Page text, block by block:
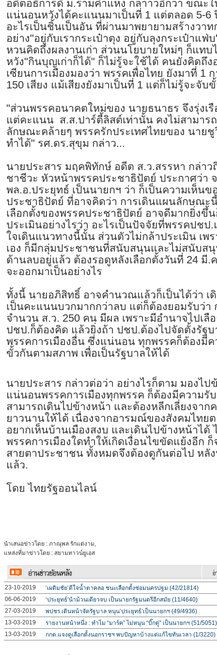
อดีตอธิการดี ม.รามคำแหง กล่าาวอีกว่า ขณะ
แน่นอนหวังได้คะแนนมาเป็นที่ 1 แต่ตลอด 5-6
อะไรเป็นชิ้นเป็นอัน ที่ผ่านมาพยายามสร้างวา
อย่าง"อยู่กับเรากระเป๋าตุง อยู่กับลุงกระเป๋าแฟ่
หวนคิดถึงผลงานเก่า ส่วนนโยบายใหม่ๆ ก็แทบ
หวัง"กินบุญเก่าก็ได้" ก็ไม่รู้จะใช้ได้ คนยังคิดถึง
เซียนการเมืองมองว่า พรรคเพื่อไทย ยังมาที่ 1
150 เสียง แม้เสียงยังมาเป็นที่ 1 แต่ก็ไม่รู้จะจับ
"ส่วนพรรคอนาคตใหม่ของ นายธนาธร จึงรุ่งเ
แต่คะแนน ส.ส.ปาร์ตี้ลิสต์เท่านั้น คงไม่สามาร
ลักษณะคล้ายๆ พรรครักประเทศไทยของ นาย
ทำได้" รศ.ดร.สุขุม กล่าว...
นายประสาร มฤคพิทักษ์ อดีต ส.ว.สรรหา กล่า
ชาชีวะ หัวหน้าพรรคประชาธิปัตย์ ประกาศว่า
พล.อ.ประยุทธ์ เป็นนายกฯ ว่า ก็เป็นความเห็น
ประชาธิปัตย์ ที่อาจคิดว่า การเดินแผนลักษณะ
เลือกตั้งของพรรคประชาธิปัตย์ อาจดีมากยิ่งขึ้
ประเมินอย่างไรว่า อะไรเป็นปัจจัยที่พรรคปช
ใจเดินแนวทางนี้นั้น ส่วนตัวไม่กล้าประเมิน เพ
เอง ก็มีกลุ่มประชาชนที่สนับสนุนและไม่สนับส
ด้านลบอยู่แล้ว ต้องรอดูหลังเลือกตั้งวันที่ 24 มี.
จะออกมาเป็นอย่างไร
ทั้งนี้ นายอภิสิทธิ์ อาจคำนวณแล้วก็เป็นได้ว่า เ
เป็นคะแนนบวกมากกว่าลบ แต่ก็ต้องยอมรับว่า
จำนวน ส.ว. 250 คน มีผล เพราะมีอำนาจไปเ
ปชป.ก็ต้องคิด แล้วยิ่งถ้า ปชป.ต้องไปจัดตั้งรัฐ
พรรคการเมืองอื่น ซึ่งแน่นอน ทุกพรรคก็ต้องมี
ขั้วกันตามสภาพ เพื่อเป็นรัฐบาลให้ได้
นายประสาร กล่าวต่อว่า อย่างไรก็ตาม มองไป
แน่นอนพรรคการเมืองทุกพรรค ก็ต้องมีความรั
สามารถเดินไปข้างหน้า และต้องหลีกเลี่ยงจา
ยาวนานให้ได้ เนื่องจากอารมณ์ของสังคมไท
อยากเห็นบ้านเมืองสงบ และเดินไปข้างหน้าได้
พรรคการเมืองใดทำให้เกิดเงื่อนไขขัดแย้งอีก
สายตาประชาชน ทั้งหมดจึงต้องดูกันต่อไป หลั
แล้ว.
โดย ไทยรัฐออนไลน์
นำเสนอข่าวโดย : ภาณุพล รักแต่งาม,
แหล่งที่มาข่าวโดย : สยามทาวน์ยูเอส
23-10-2019
‘เผดิมชัย’ดีใจน้ำตาคลอ ชนะเลือกตั้งซ่อมนครปฐม (42/21814)
06-06-2019
‘ประยุทธ์’นำม้วนเดียวจบ เป็นนายกรัฐมนตรีอีกสมัย (11/4640)
27-03-2019
พปชร.เดินหน้าจัดรัฐบาล หนุน’ประยุทธ์’เป็นนายกฯ (49/4936)
13-03-2019
รายงานหน้าหนึ่ง : ทำไม “มาร์ค” ไม่หนุน “บิ๊กตู่” เป็นนายกฯ (51/5051)
13-03-2019
กกต.แจงดูเลือกตั้งนอกราชฯ พบปัญหาบ้างแต่แก้ไขทันเวลา (1/3220)